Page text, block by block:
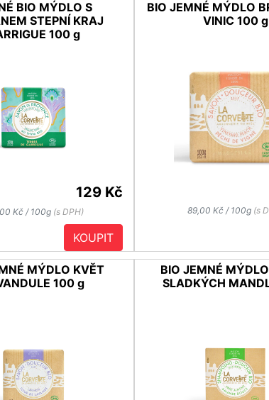
BIO MÝDLO S
STEPNÍ KRAJ
100 g
129 Kč
Kč / 100g (s DPH)
KOUPIT
BIO JEMNÉ MÝDLO
VINIC 100 g
89,00 Kč / 100g (s
MÝDLO KVĚT
100 g
BIO JEMNÉ
SLADKÝCH